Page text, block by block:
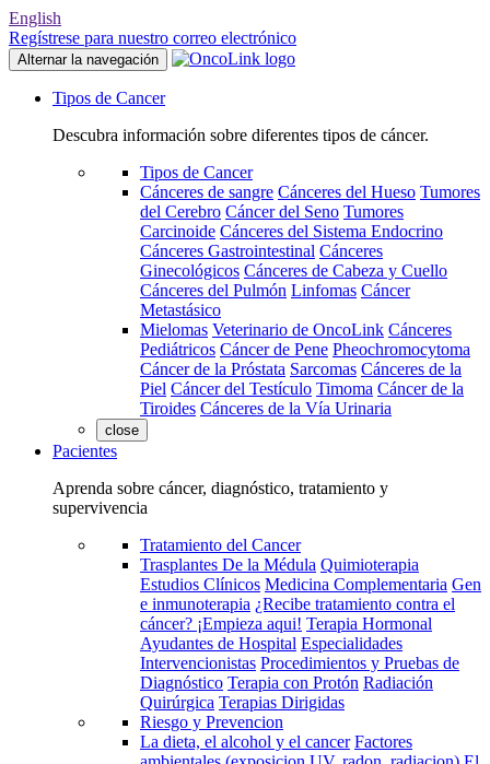
English
Regístrese para nuestro correo electrónico
Alternar la navegación
Tipos de Cancer
Descubra información sobre diferentes tipos de cáncer.
Tipos de Cancer
Cánceres de sangre Cánceres del Hueso Tumores
del Cerebro Cáncer del Seno Tumores
Carcinoide Cánceres del Sistema Endocrino
Cánceres Gastrointestinal Cánceres
Ginecológicos Cánceres de Cabeza y Cuello
Cánceres del Pulmón Linfomas Cáncer
Metastásico
Mielomas Veterinario de OncoLink Cánceres
Pediátricos Cáncer de Pene Pheochromocytoma
Cáncer de la Próstata Sarcomas Cánceres de la
Piel Cáncer del Testículo Timoma Cáncer de la
Tiroides Cánceres de la Vía Urinaria
close
Pacientes
Aprenda sobre cáncer, diagnóstico, tratamiento y
supervivencia
Tratamiento del Cancer
Trasplantes De la Médula Quimioterapia
Estudios Clínicos Medicina Complementaria Gen
e inmunoterapia ¿Recibe tratamiento contra el
cáncer? ¡Empieza aqui! Terapia Hormonal
Ayudantes de Hospital Especialidades
Intervencionistas Procedimientos y Pruebas de
Diagnóstico Terapia con Protón Radiación
Quirúrgica Terapias Dirigidas
Riesgo y Prevencion
La dieta, el alcohol y el cancer Factores